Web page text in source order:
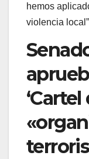
hemos
violencia